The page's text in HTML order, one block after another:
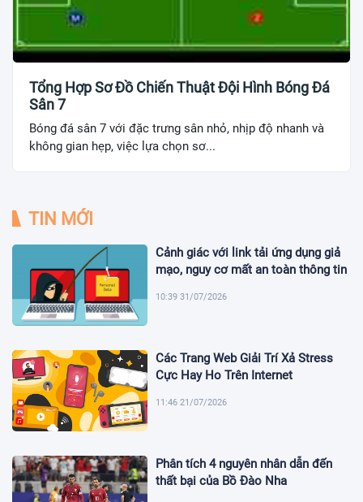
Tổng Hợp Sơ Đồ Chiến Thuật Đội Hình Bóng Đá
Sân 7
Bóng đá sân 7 với đặc trưng sân nhỏ, nhịp độ nhanh và
không gian hẹp, việc lựa chọn sơ...
TIN MỚI
Cảnh giác với link tải ứng dụng giả
mạo, nguy cơ mất an toàn thông tin
10:39 31/07/2026
Các Trang Web Giải Trí Xả Stress
Cực Hay Ho Trên Internet
11:46 21/07/2026
Phân tích 4 nguyên nhân dẫn đến
thất bại của Bồ Đào Nha